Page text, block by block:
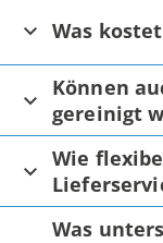
Was
Können
gereinigt
Wie
Was